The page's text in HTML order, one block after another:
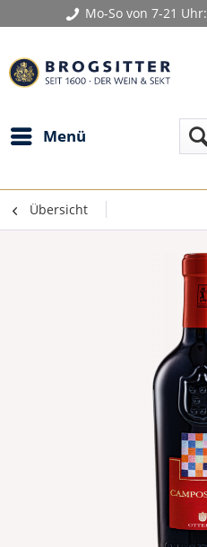
Mo-So von 7-21 Uhr:
Menü
Übersicht